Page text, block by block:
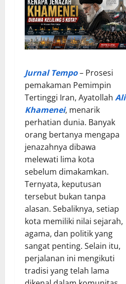
Jurnal Tempo– Prosesi
pemakaman Pemimpin
Tertinggi Iran, Ayatollah Ali
Khamenei, menarik
perhatian dunia. Banyak
orang bertanya mengapa
jenazahnya dibawa
melewati lima kota
sebelum dimakamkan.
Ternyata, keputusan
tersebut bukan tanpa
alasan. Sebaliknya, setiap
kota memiliki nilai sejarah,
agama, dan politik yang
sangat penting. Selain itu,
perjalanan ini mengikuti
tradisi yang telah lama